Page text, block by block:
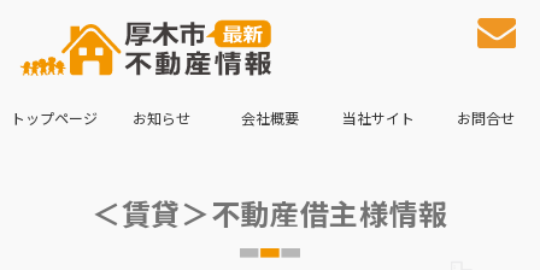
トップページ お知らせ 会社概要 当社サイト お問合せ
＜賃貸＞不動産借主様情報